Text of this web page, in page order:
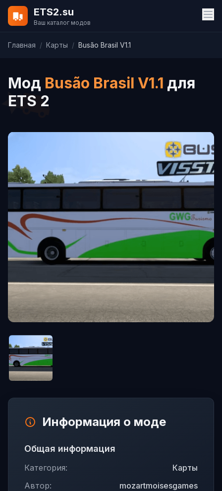
ETS2.su
Ваш каталог модов
Главная / Карты / Busão Brasil V1.1
Мод Busão Brasil V1.1 для
ETS 2
Информация о моде
Общая информация
Категория:
Карты
Автор:
mozartmoisesgames‬